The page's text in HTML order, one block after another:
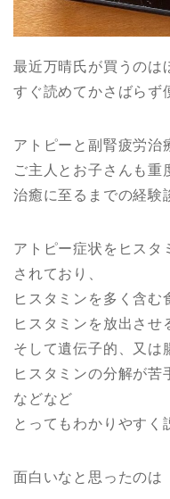
最近万晴氏が買うのは
すぐ読めてかさばらず
アトピーと副腎疲労治
ご主人とお子さんも重
治癒に至るまでの経験
アトピー症状をヒスタ
されており、
ヒスタミンを多く含む
ヒスタミンを放出させ
そして遺伝子的、又は
ヒスタミンの分解が苦
などなど
とってもわかりやすく
面白いなと思ったのは